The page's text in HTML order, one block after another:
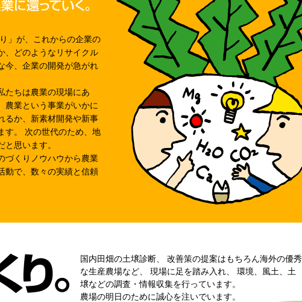
」が、これからの企業の
、どのようなリサイクル
今、企業の開発が急がれ
ちは農業の現場にあ
農業という事業がいかに
るか、新素材開発や新事
す。 次の世代のため、地
思います。
づくりノウハウから農業
動で、数々の実績と信頼
国内田畑の土壌診断、 改善策の提案はもちろん海外の優秀
な生産農場など、 現場に足を踏み入れ、 環境、風土、土
壌などの調査・情報収集を行っています。
農場の明日のために誠心を注いでいます。